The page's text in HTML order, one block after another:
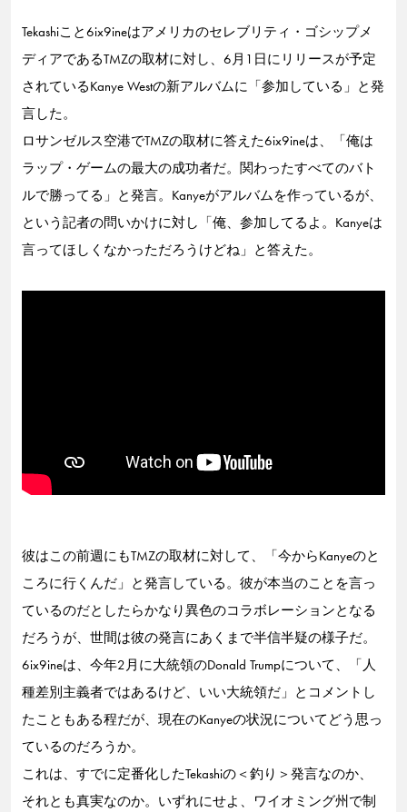
Tekashiこと6ix9ineはアメリカのセレブリティ・ゴシップメ
ディアであるTMZの取材に対し、6月1日にリリースが予定
されているKanye Westの新アルバムに「参加している」と発
言した。
ロサンゼルス空港でTMZの取材に答えた6ix9ineは、「俺は
ラップ・ゲームの最大の成功者だ。関わったすべてのバト
ルで勝ってる」と発言。Kanyeがアルバムを作っているが、
という記者の問いかけに対し「俺、参加してるよ。Kanyeは
言ってほしくなかっただろうけどね」と答えた。
彼はこの前週にもTMZの取材に対して、「今からKanyeのと
ころに行くんだ」と発言している。彼が本当のことを言っ
ているのだとしたらかなり異色のコラボレーションとなる
だろうが、世間は彼の発言にあくまで半信半疑の様子だ。
6ix9ineは、今年2月に大統領のDonald Trumpについて、「人
種差別主義者ではあるけど、いい大統領だ」とコメントし
たこともある程だが、現在のKanyeの状況についてどう思っ
ているのだろうか。
これは、すでに定番化したTekashiの＜釣り＞発言なのか、
それとも真実なのか。いずれにせよ、ワイオミング州で制